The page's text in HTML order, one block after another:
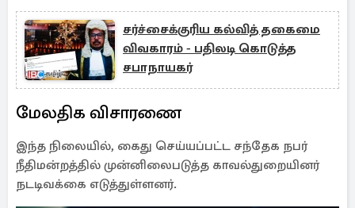
சர்ச்சைக்குரிய கல்வித் தகைமை
விவகாரம் - பதிலடி கொடுத்த
சபாநாயகர்
மேலதிக விசாரணை
இந்த நிலையில், கைது செய்யப்பட்ட சந்தேக நபர்
நீதிமன்றத்தில் முன்னிலைபடுத்த காவல்துறையினர்
நடடிவக்கை எடுத்துள்ளனர்.